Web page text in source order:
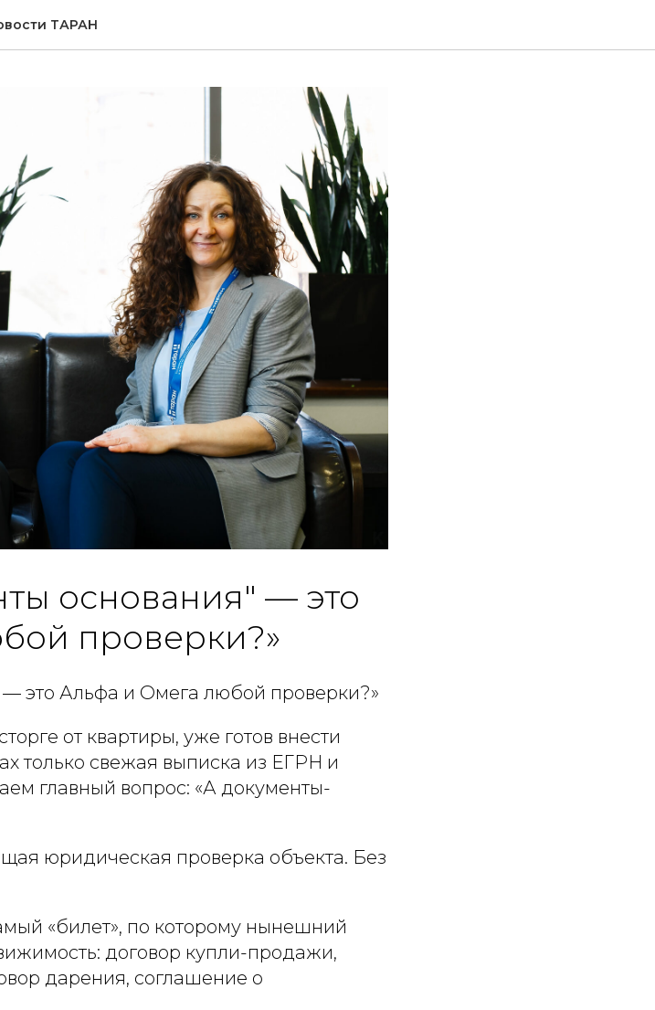
ТАРАН
основания" — это
проверки?»
это Альфа и Омега любой проверки?»
от квартиры, уже готов внести
только свежая выписка из ЕГРН и
главный вопрос: «А документы-
юридическая проверка объекта. Без
«билет», по которому нынешний
договор купли-продажи,
дарения, соглашение о